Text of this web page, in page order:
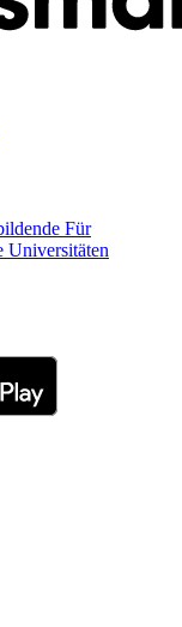
Für
Universitäten